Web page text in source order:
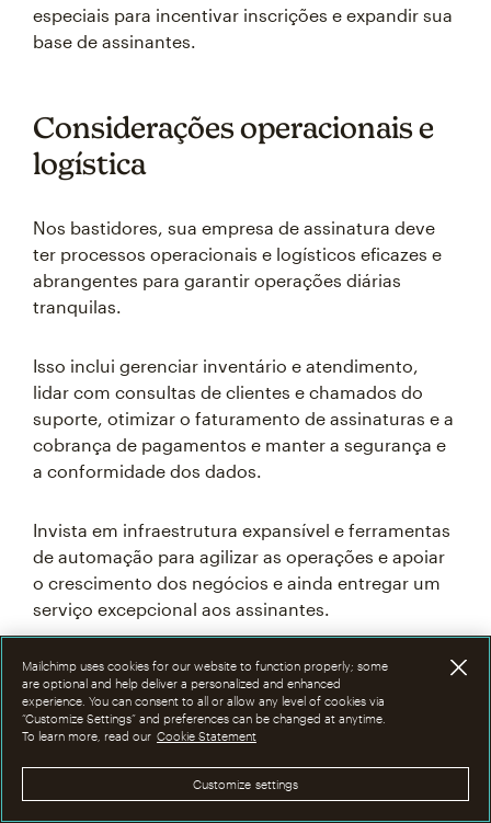
especiais para incentivar inscrições e expandir sua
base de assinantes.
Considerações operacionais e
logística
Nos bastidores, sua empresa de assinatura deve
ter processos operacionais e logísticos eficazes e
abrangentes para garantir operações diárias
tranquilas.
Isso inclui gerenciar inventário e atendimento,
lidar com consultas de clientes e chamados do
suporte, otimizar o faturamento de assinaturas e a
cobrança de pagamentos e manter a segurança e
a conformidade dos dados.
Invista em infraestrutura expansível e ferramentas
de automação para agilizar as operações e apoiar
o crescimento dos negócios e ainda entregar um
serviço excepcional aos assinantes.
Iteração e aprimoramento
constantes
O lançamento de um negócio de assinaturas é
Mailchimp uses cookies for our website to function properly; some
are optional and help deliver a personalized and enhanced
experience. You can consent to all or allow any level of cookies via
“Customize Settings” and preferences can be changed at anytime.
To learn more, read our Cookie Statement
Customize settings